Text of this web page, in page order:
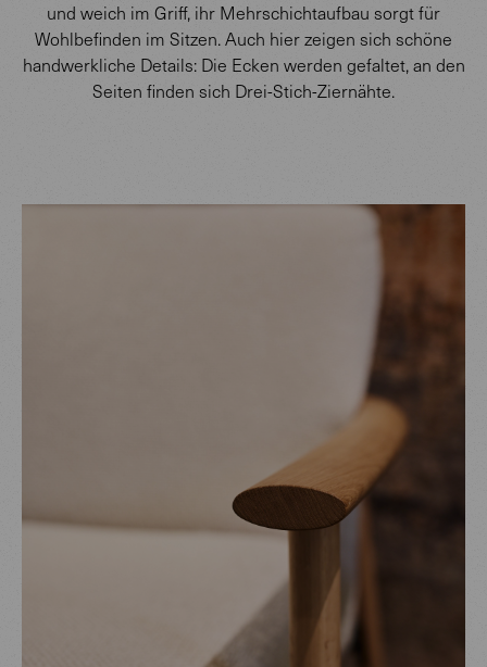
und weich im Griff, ihr Mehrschichtaufbau sorgt für
Wohlbefinden im Sitzen. Auch hier zeigen sich schöne
handwerkliche Details: Die Ecken werden gefaltet, an den
Seiten finden sich Drei-Stich-Ziernähte.